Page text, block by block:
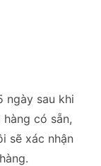
ngày sau khi
có sẵn,
sẽ xác nhận